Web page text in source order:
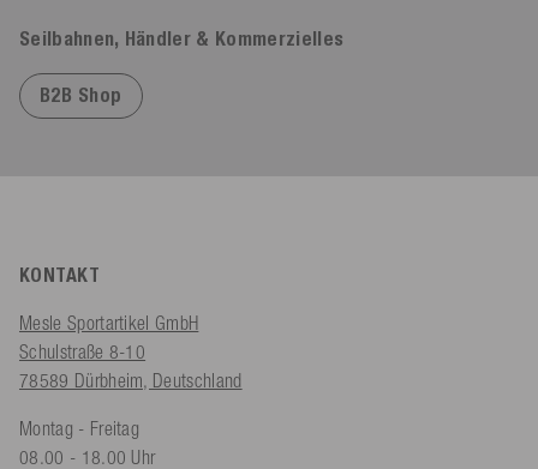
Seilbahnen, Händler & Kommerzielles
B2B Shop
KONTAKT
Mesle Sportartikel GmbH
Schulstraße 8-10
78589 Dürbheim, Deutschland
Montag - Freitag
08.00 - 18.00 Uhr